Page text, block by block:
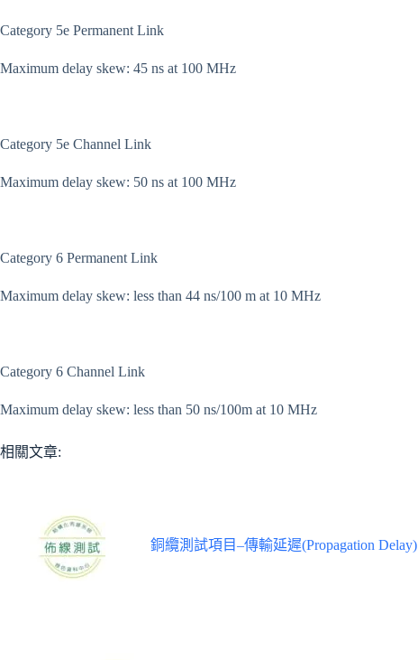
Category 5e Permanent Link
Maximum delay skew: 45 ns at 100 MHz
Category 5e Channel Link
Maximum delay skew: 50 ns at 100 MHz
Category 6 Permanent Link
Maximum delay skew: less than 44 ns/100 m at 10 MHz
Category 6 Channel Link
Maximum delay skew: less than 50 ns/100m at 10 MHz
相關文章:
銅纜測試項目–傳輸延遲(Propagation Delay)